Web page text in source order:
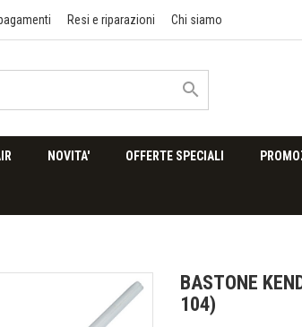
Resi e riparazioni Chi siamo

NOVITA' OFFERTE SPECIALI
BASTONE
104)